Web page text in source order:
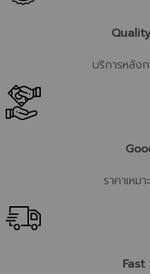
บริการหลัง
ราคาเหม